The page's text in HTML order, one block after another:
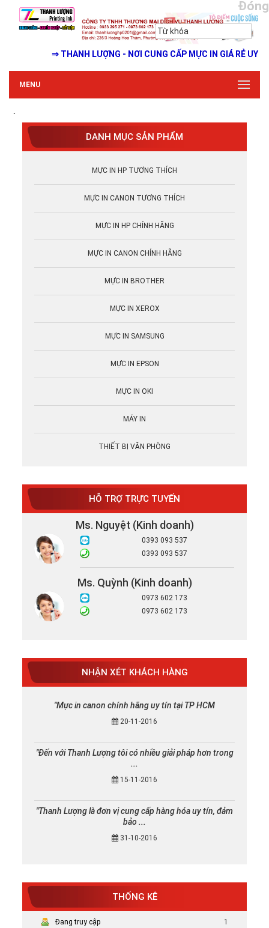
Đóng
⇒ THANH LƯỢNG - NƠI CUNG CẤP MỰC IN GIÁ RẺ UY TÍN -
MENU
`
DANH MỤC SẢN PHẨM
MỰC IN HP TƯƠNG THÍCH
MỰC IN CANON TƯƠNG THÍCH
MỰC IN HP CHÍNH HÃNG
MỰC IN CANON CHÍNH HÃNG
MỰC IN BROTHER
MỰC IN XEROX
MỰC IN SAMSUNG
MỰC IN EPSON
MỰC IN OKI
MÁY IN
THIẾT BỊ VĂN PHÒNG
HỖ TRỢ TRỰC TUYẾN
Ms. Nguyệt (Kinh doanh)
0393 093 537
0393 093 537
Ms. Quỳnh (Kinh doanh)
0973 602 173
0973 602 173
NHẬN XÉT KHÁCH HÀNG
"Mực in canon chính hãng uy tín tại TP HCM
20-11-2016
"Đến với Thanh Lượng tôi có nhiều giải pháp hơn trong
...
15-11-2016
"Thanh Lượng là đơn vị cung cấp hàng hóa uy tín, đảm
bảo ...
31-10-2016
THỐNG KÊ
Đang truy cập
1
Mực in canon chính hãng uy tín tại TP